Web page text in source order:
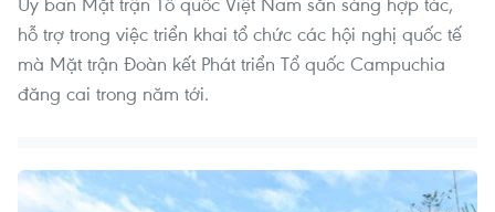
hỗ trợ trong việc triển khai tổ chức các hội nghị quốc tế
mà Mặt trận Đoàn kết Phát triển Tổ quốc Campuchia
đăng cai trong năm tới.